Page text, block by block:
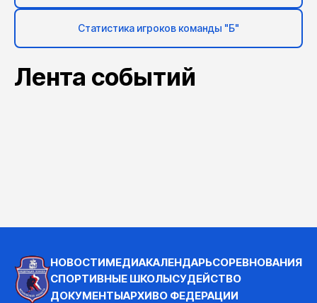
Статистика игроков команды "Б"
Лента событий
НОВОСТИМЕДИАКАЛЕНДАРЬСОРЕВНОВАНИЯ
СПОРТИВНЫЕ ШКОЛЫСУДЕЙСТВО
ДОКУМЕНТЫАРХИВО ФЕДЕРАЦИИ